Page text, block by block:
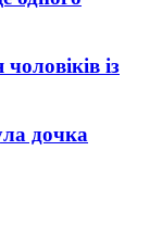
із
дочка